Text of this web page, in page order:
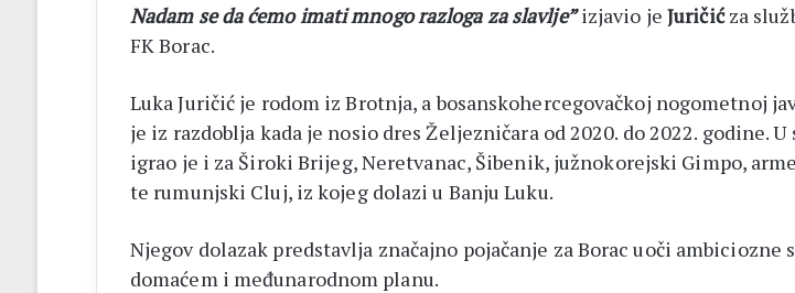
Nadam se da ćemo imati mnogo razloga za slavlje”izjavio je Juričićza
FK Borac.
Luka Juričić je rodom iz Brotnja, a bosanskohercegovačkoj nogometnoj
je iz razdoblja kada je nosio dres Željezničara od 2020. do 2022. godine.
igrao je i za Široki Brijeg, Neretvanac, Šibenik, južnokorejski Gimpo,
te rumunjski Cluj, iz kojeg dolazi u Banju Luku.
Njegov dolazak predstavlja značajno pojačanje za Borac uoči ambiciozne
domaćem i međunarodnom planu.